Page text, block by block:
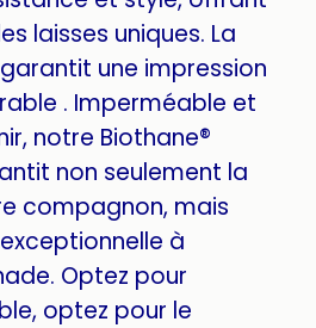
laisses uniques. La
une impression
. Imperméable et
notre Biothane®
non seulement la
compagnon, mais
à
Optez pour
optez pour le